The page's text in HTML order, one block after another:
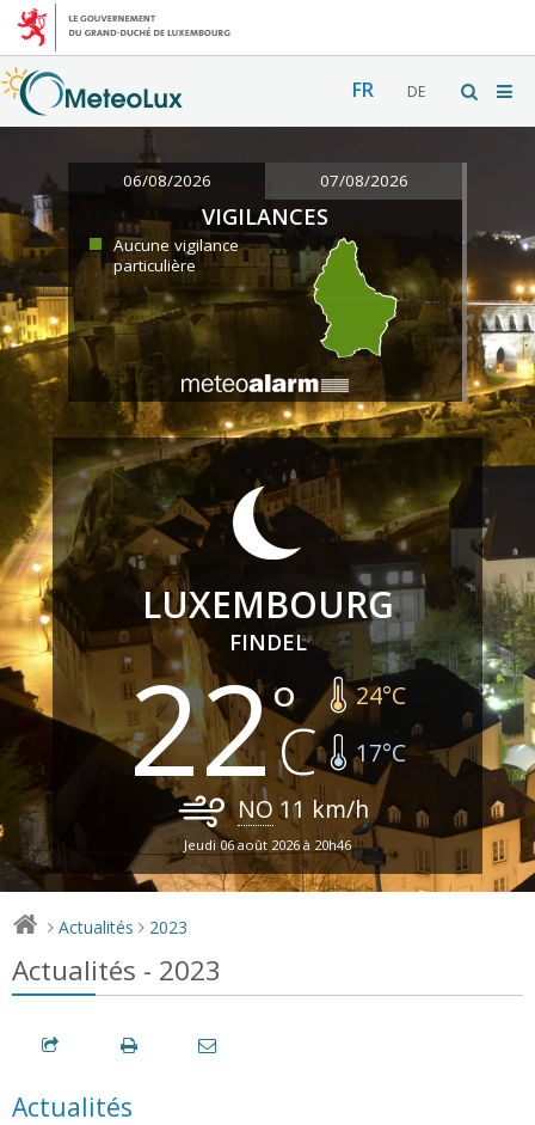
FR DE
06/08/2026 07/08/2026
VIGILANCES
Aucune vigilance
particulière
LUXEMBOURG
FINDEL
22 24°C
17°C
NO 11 km/h
Jeudi 06 août 2026 à 20h46
> Actualités > 2023
Actualités - 2023
Actualités